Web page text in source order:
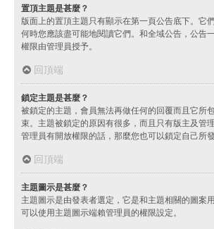
置頂主題是甚麼？
版面上的置頂主題只有顯示在第一頁公告底下。它
何時您應該盡可能地閱讀它們。和全域公告，公告
權限由管理員授予。
回頂端
鎖定主題是甚麼？
被鎖定的主題，會員無法再做任何的回覆而且它所
束。主題被鎖定的原因有很多，而且只有版主及管
管理員有開放權限的話，那麼您也可以鎖定自己所發
回頂端
主題圖示是甚麼？
主題圖示是由發表者選定，它是和主題相關的圖案
可以使用主題圖示端賴管理員的權限設定。